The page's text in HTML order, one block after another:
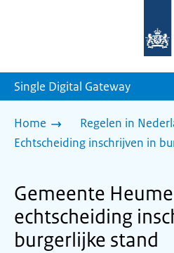
homepage
Single Digital Gateway
Home
Regelen in
Echtscheiding inschrijven in
Gemeente
echtscheiding
burgerlijke stand